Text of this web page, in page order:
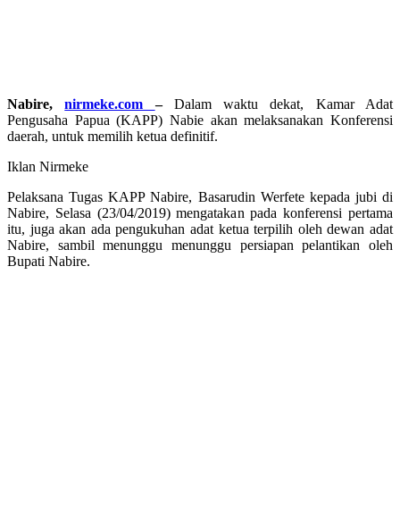
Nabire,nirmeke.com– Dalam waktu dekat, Kamar Adat
Pengusaha Papua (KAPP) Nabie akan melaksanakan Konferensi
daerah, untuk memilih ketua definitif.
Iklan Nirmeke
Pelaksana Tugas KAPP Nabire, Basarudin Werfete kepada jubi di
Nabire, Selasa (23/04/2019) mengatakan pada konferensi pertama
itu, juga akan ada pengukuhan adat ketua terpilih oleh dewan adat
Nabire, sambil menunggu menunggu persiapan pelantikan oleh
Bupati Nabire.